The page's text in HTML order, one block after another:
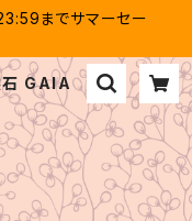
までサマーセー
石 GAIA